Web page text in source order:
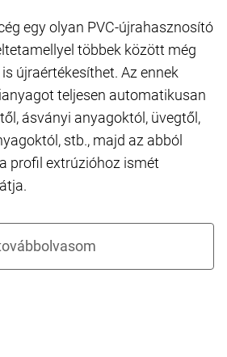
egy olyan PVC-újrahasznosító
többek között még
újraértékesíthet. Az ennek
teljesen automatikusan
ásványi anyagoktól, üvegtől,
stb., majd az abból
profil extrúzióhoz ismét